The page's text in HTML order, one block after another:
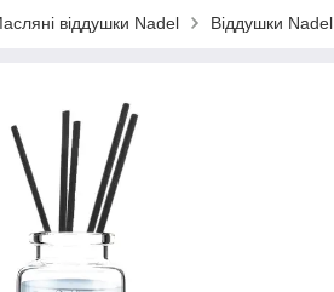
віддушки Nadel Віддушки